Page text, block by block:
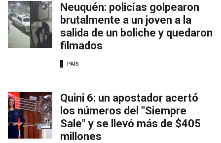
Neuquén: policías golpearon
brutalmente a un joven a la
salida de un boliche y quedaron
filmados
PAÍS
Quini 6: un apostador acertó
los números del "Siempre
Sale" y se llevó más de $405
millones